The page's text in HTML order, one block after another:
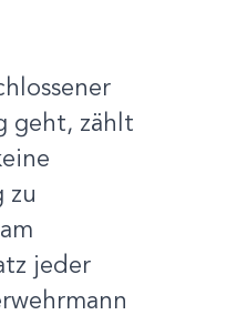
geht, zählt
zu
jeder